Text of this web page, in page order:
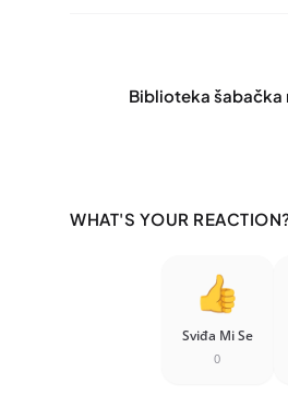
Biblioteka šabačka
WHAT'S YOUR
Sviđa Mi Se
0